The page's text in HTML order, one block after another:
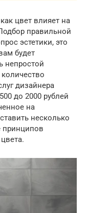
цвет влияет на
правильной
эстетики, это
будет
непростой
дизайнера
до 2000 рублей
на
несколько
принципов